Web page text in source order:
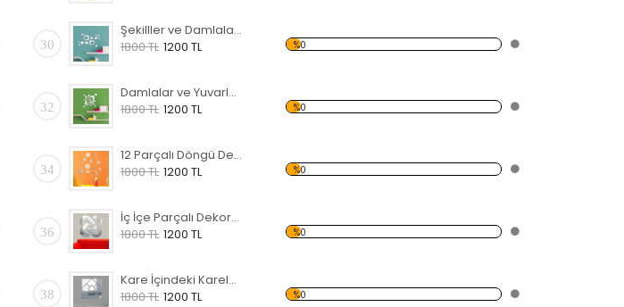
30
Şekilller ve Damlalar Dekoratif Kırılmaz Ayna
1800 TL 1200 TL %0
32
Damlalar ve Yuvarlaklar Dekoratif Kırılmaz Ayna
1800 TL 1200 TL %0
34
12 Parçalı Döngü Dekoratif Kırılmaz Ayna
1800 TL 1200 TL %0
36
İç İçe Parçalı Dekoratif Kırılmaz Ayna
1800 TL 1200 TL %0
38
Kare İçindeki Kareler Dekoratif Kırılmaz Ayna
1800 TL 1200 TL %0